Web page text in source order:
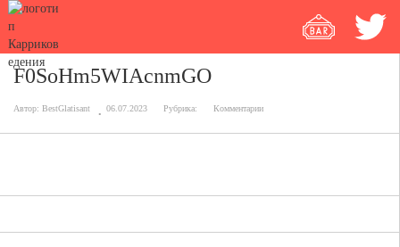
F0SoHm5WIAcnmGO
Автор: BestGlatisant 06.07.2023 Рубрика: Комментарии